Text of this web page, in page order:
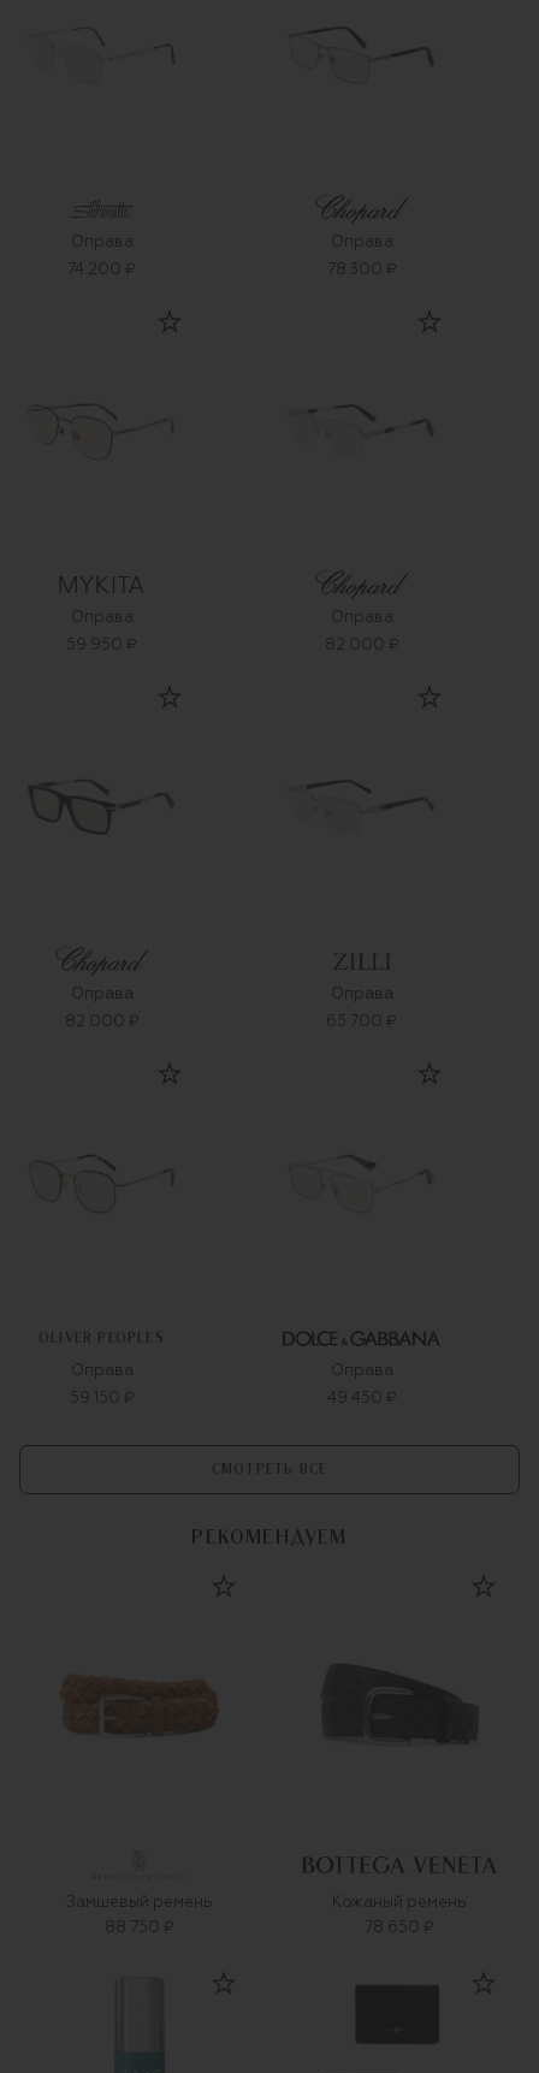
Оправа
74 200 ₽
Оправа
78 300 ₽
Оправа
59 950 ₽
Оправа
82 000 ₽
Оправа
82 000 ₽
Оправа
65 700 ₽
OLIVER PEOPLES
Оправа
59 150 ₽
Оправа
49 450 ₽
СМОТРЕТЬ ВСЕ
РЕКОМЕНДУЕМ
Замшевый ремень
88 750 ₽
Кожаный ремень
78 650 ₽